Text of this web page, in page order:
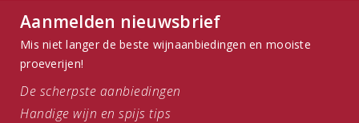
Aanmelden nieuwsbrief
Mis niet langer de beste wijnaanbiedingen en mooiste
proeverijen!
De scherpste aanbiedingen
Handige wijn en spijs tips